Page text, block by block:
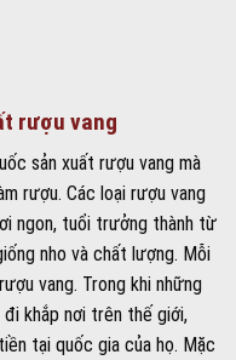
rượu vang
sản xuất rượu vang mà
rượu. Các loại rượu vang
ngon, tuổi trưởng thành từ
nho và chất lượng. Mỗi
vang. Trong khi những
khắp nơi trên thế giới,
tại quốc gia của họ. Mặc